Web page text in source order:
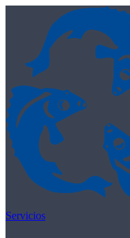
Skip to content
Servicios